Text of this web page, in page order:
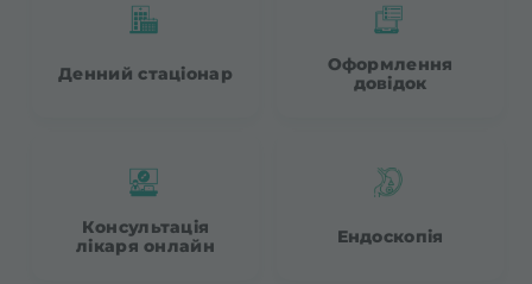
Денний стаціонар
Оформлення
довідок
Консультація
лікаря онлайн
Ендоскопія